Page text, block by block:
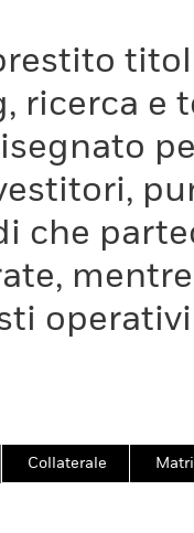
ricerca e
che
Collaterale